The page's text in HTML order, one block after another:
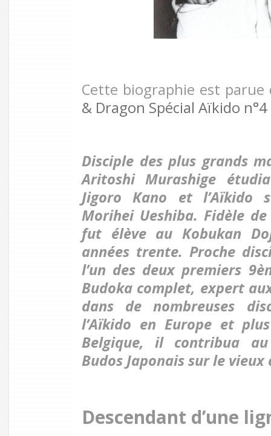
Cette biographie est
& Dragon Spécial Aïkido
Disciple des plus grands
Aritoshi Murashige
Jigoro Kano et l’Aïkido
Morihei Ueshiba. Fidèle
fut élève au Kobukan
années trente. Proche
l’un des deux premiers
Budoka complet, expert
dans de nombreuses
l’Aïkido en Europe et
Belgique, il contribua au
Budos Japonais sur le
Descendant d’une